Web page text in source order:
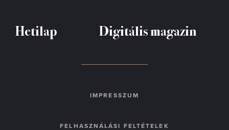
Hetilap Digitális magazin
IMPRESSZUM
FELHASZNÁLÁSI FELTÉTELEK